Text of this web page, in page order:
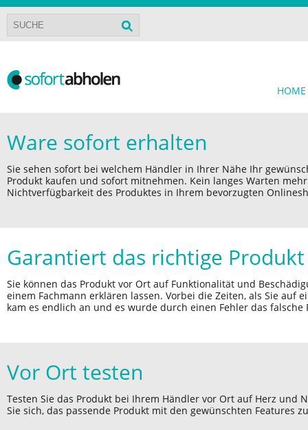
HOME
Ware sofort erhalten
Sie sehen sofort bei welchem Händler in Ihrer Nähe Ihr
Produkt kaufen und sofort mitnehmen. Kein langes Warten
Nichtverfügbarkeit des Produktes in Ihrem bevorzugten
Garantiert das richtige Produkt
Sie können das Produkt vor Ort auf Funktionalität und
einem Fachmann erklären lassen. Vorbei die Zeiten, als Sie
kam es endlich an und es wurde durch einen Fehler das falsche
Vor Ort testen
Testen Sie das Produkt bei Ihrem Händler vor Ort auf Herz und
Sie sich, das passende Produkt mit den gewünschten Features